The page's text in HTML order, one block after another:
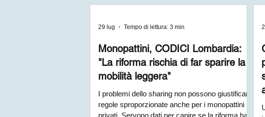
Monopattini, CODICI Lombardia:
"La riforma rischia di far sparire la
mobilità leggera"
I problemi dello sharing non possono giustificare
regole sproporzionate anche per i monopattini
privati. Servono dati per capire se la riforma ha
29 lug Tempo di lettura: 3 min